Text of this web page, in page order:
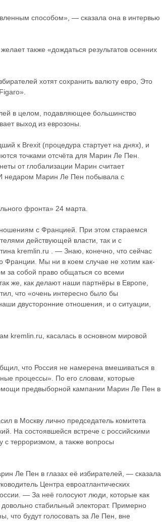
способом», — сказала она в интервью
также «дождаться результатов осенних
хотят сохранить валюту евро, Это
в целом, подавляющее большинство
выход из еврозоны.
к Brexit (процедура стартует на днях), и
точками отсчёта для Марин Ле Пен.
от глобализации Марин считает
недаром Марин Ле Пен побывала с
фронта» 24 марта.
с Францией. При этом стараемся
действующей власти, так и с
kremlin.ru . — Знаю, конечно, что сейчас
Франции. Мы ни в коем случае не хотим как-
за собой право общаться со всеми
же, как делают наши партнёры в Европе,
что «очень интересно было бы
двусторонние отношения, и о ситуации,
kremlin.ru, касалась в основном мировой
что Россия не намерена вмешиваться в
процессы». По его словам, которые
предвыборной кампании Марин Ле Пен в
в Москву лично председатель комитета
На состоявшейся встрече с российскими
терроризмом, а также вопросы
Ле Пен в глазах её избирателей, — сказала
Центра евроатлантических
— За неё голосуют люди, которые как
стабильный электорат. Примерно
что будут голосовать за Ле Пен, вне